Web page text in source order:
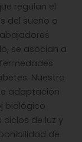
regulan el
del sueño o
se asocian a
Nuestro
adaptación
biológico
de luz y
de